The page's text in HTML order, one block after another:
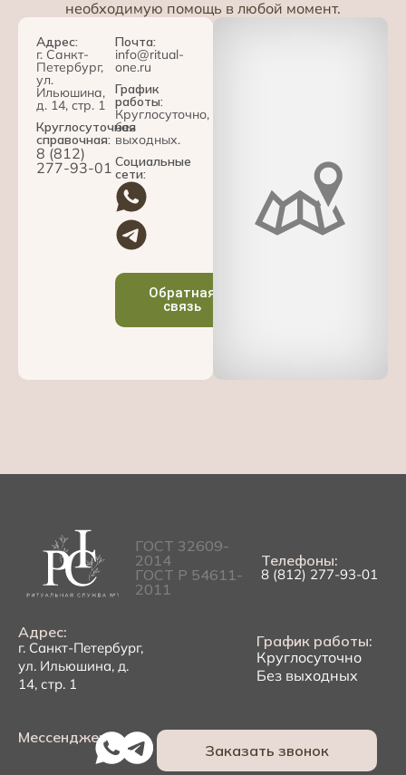
необходимую помощь в любой момент.
Адрес:
г. Санкт-
Петербург,
ул.
Ильюшина,
д. 14, стр. 1
Круглосуточная
справочная:
8 (812)
277-93-01
Почта:
info@ritual-
one.ru
График
работы:
Круглосуточно,
без
выходных.
Социальные
сети:
Обратная
связь
ГОСТ 32609-
2014
ГОСТ Р 54611-
2011
Телефоны:
8 (812) 277-93-01
Адрес:
г. Санкт-Петербург,
ул. Ильюшина, д.
14, стр. 1
График работы:
Круглосуточно
Без выходных
Мессенджеры:
Заказать звонок